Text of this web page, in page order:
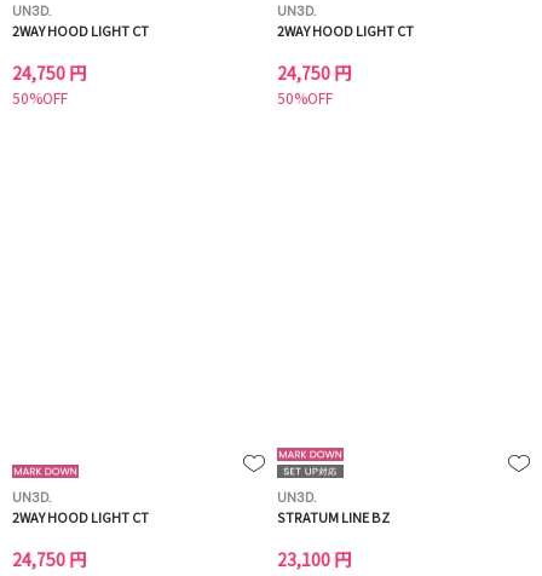
UN3D.
2WAY HOOD LIGHT CT
24,750 円
50%OFF
UN3D.
2WAY HOOD LIGHT CT
24,750 円
50%OFF
UN3D.
2WAY HOOD LIGHT CT
24,750 円
UN3D.
STRATUM LINE BZ
23,100 円